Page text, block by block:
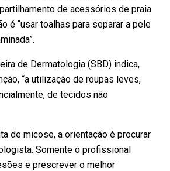
de acessórios de praia
é “usar toalhas para separar a pele
de Dermatologia (SBD) indica,
“a utilização de roupas leves,
de tecidos não
de micose, a orientação é procurar
Somente o profissional
e prescrever o melhor